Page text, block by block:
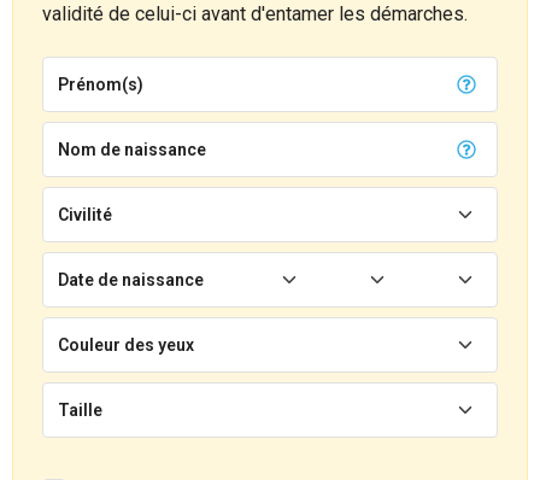
validité de celui-ci avant d'entamer les démarches.
Prénom(s)
Nom de naissance
Civilité
Date de naissance
Couleur des yeux
Taille